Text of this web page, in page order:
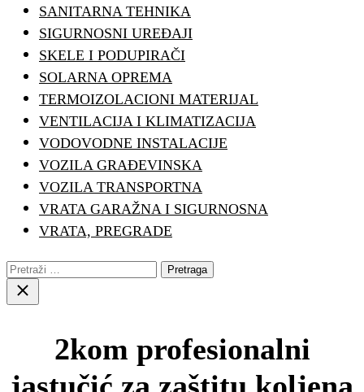
SANITARNA TEHNIKA
SIGURNOSNI UREĐAJI
SKELE I PODUPIRAČI
SOLARNA OPREMA
TERMOIZOLACIONI MATERIJAL
VENTILACIJA I KLIMATIZACIJA
VODOVODNE INSTALACIJE
VOZILA GRAĐEVINSKA
VOZILA TRANSPORTNA
VRATA GARAŽNA I SIGURNOSNA
VRATA, PREGRADE
Pretraga:
Close
search
2kom profesionalni